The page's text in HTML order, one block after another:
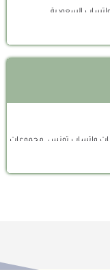
السعودية
واتساب تونس,